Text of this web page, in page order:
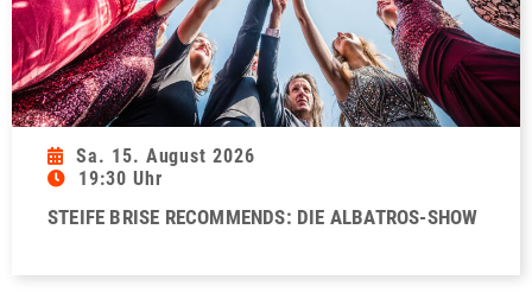
Sa. 15. August 2026
19:30 Uhr
STEIFE BRISE RECOMMENDS: DIE ALBATROS-SHOW